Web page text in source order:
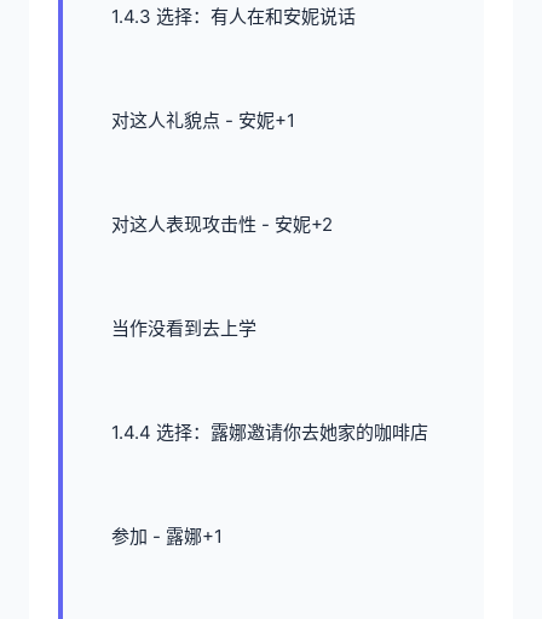
1.4.3 选择：有人在和安妮说话
对这人礼貌点 - 安妮+1
对这人表现攻击性 - 安妮+2
当作没看到去上学
1.4.4 选择：露娜邀请你去她家的咖啡店
参加 - 露娜+1